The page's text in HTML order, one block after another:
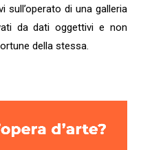
sull’operato di una galleria
da dati oggettivi e non
della stessa.